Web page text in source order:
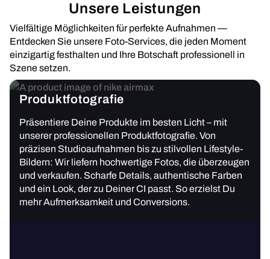
Unsere Leistungen
Vielfältige Möglichkeiten für perfekte Aufnahmen —
Entdecken Sie unsere Foto-Services, die jeden Moment
einzigartig festhalten und Ihre Botschaft professionell in
Szene setzen.
Produktfotografie
Präsentiere Deine Produkte im besten Licht – mit
unserer professionellen Produktfotografie. Von
präzisen Studioaufnahmen bis zu stilvollen Lifestyle-
Bildern: Wir liefern hochwertige Fotos, die überzeugen
und verkaufen. Scharfe Details, authentische Farben
und ein Look, der zu Deiner CI passt. So erzielst Du
mehr Aufmerksamkeit und Conversions.